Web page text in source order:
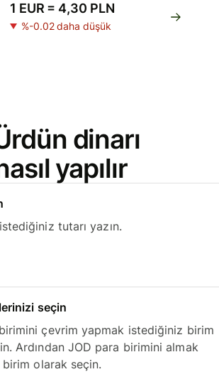
1 EUR = 4,30 PLN
%-0.02 daha düşük
dinarı
yapılır
tutarı yazın.
seçin
çevrim yapmak istediğiniz birim
Ardından JOD para birimini almak
olarak seçin.